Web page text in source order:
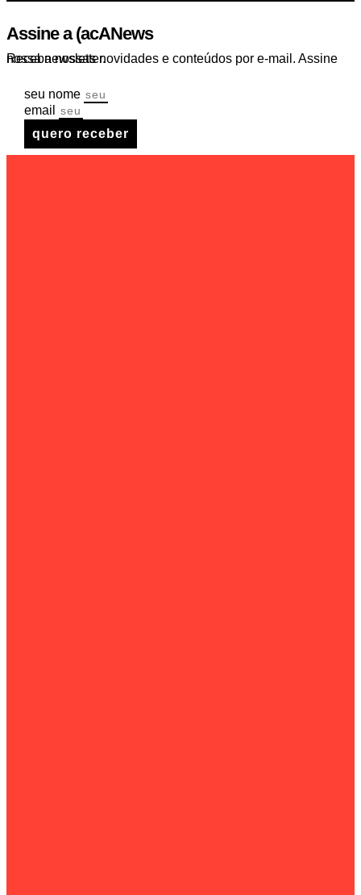
Post
Assine a (acANews
Receba nossas novidades e conteúdos por e-mail. Assine nossa newsletter.
seu nome
email
quero receber